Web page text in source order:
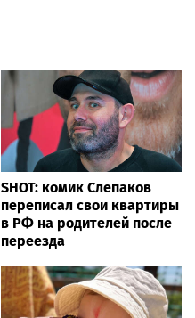
SHOT: комик Слепаков
переписал свои квартиры
в РФ на родителей после
переезда